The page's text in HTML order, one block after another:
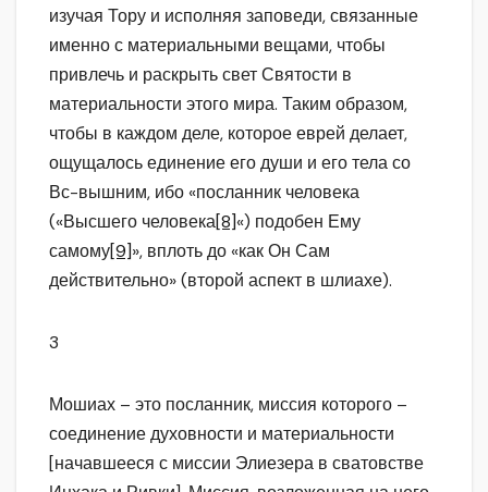
изучая Тору и исполняя заповеди, связанные
именно с материальными вещами, чтобы
привлечь и раскрыть свет Святости в
материальности этого мира. Таким образом,
чтобы в каждом деле, которое еврей делает,
ощущалось единение его души и его тела со
Вс-вышним, ибо «посланник человека
(«Высшего человека[8]«) подобен Ему
самому[9]», вплоть до «как Он Сам
действительно» (второй аспект в шлиахе).
3
Мошиах – это посланник, миссия которого –
соединение духовности и материальности
[начавшееся с миссии Элиезера в сватовстве